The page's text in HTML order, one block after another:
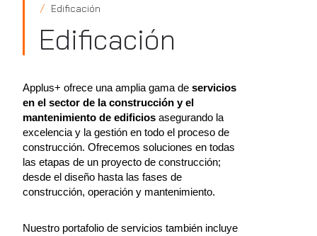
Edificación
Edificación
Applus+ ofrece una amplia gama de servicios
en el sector de la construcción y el
mantenimiento de edificios asegurando la
excelencia y la gestión en todo el proceso de
construcción. Ofrecemos soluciones en todas
las etapas de un proyecto de construcción;
desde el diseño hasta las fases de
construcción, operación y mantenimiento.
Nuestro portafolio de servicios también incluye